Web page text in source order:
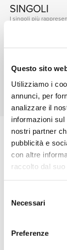
Questo sito
Utilizziamo i
annunci, per
analizzare il
informazioni
nostri partner
pubblicità e
con altre
raccolto dal
delNecessari
Preferenze
SINGOLI
KATIA
DAVID
Digitale
ULTIME